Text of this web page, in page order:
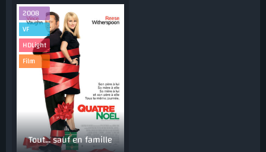
Tout... sauf en famille
2008
VF
HDLight
Film